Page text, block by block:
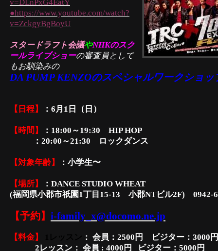
v=DLnPxG4EatY
●https://www.youtube.com/watch?
v=ZckgyBgBoyU
スタードラフト会議やNHKのスク
ールライブショーの審査員として
もお馴染みの
DA PUMP KENZOのスペシャルワークショッ
【日程】 ：6月1日（日）
【時間】
：18:00～19:30 HIP HOP
： 20:00～21:30 ロックダンス
【対象年齢】 ： 小学生〜
【場所】
：DANCE STUDIO WHEAT
(福岡県小郡市祇園1丁目15-13 小郡NTビル2F) 0942-
【予約】 i-family_x@docomo.ne.jp
【料金】 ： 会員：2500円 ビジター：3000円
2レッスン： 会員 : 4000円 ビジター：5000円